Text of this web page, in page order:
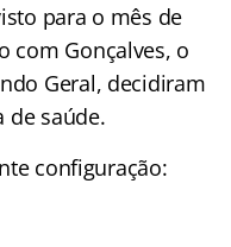
para o mês de
com Gonçalves, o
Geral, decidiram
de saúde.
configuração: